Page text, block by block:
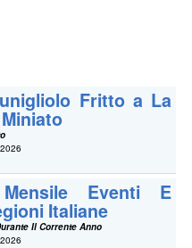
Fritto a La
Mensile Eventi E
Italiane
Il Corrente Anno